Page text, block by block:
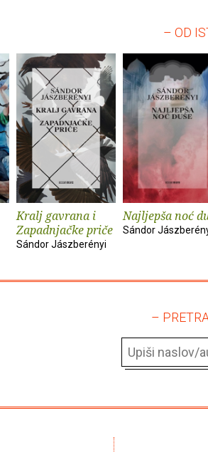
– OD
Kralj gavrana i
Zapadnjačke priče
Sándor Jászberényi
Najljepša noć
Sándor
–